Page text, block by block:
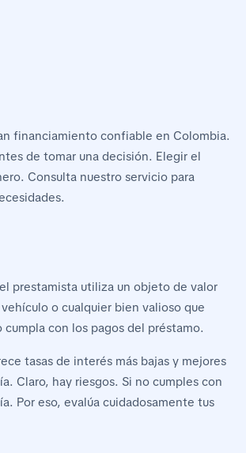
financiamiento confiable en Colombia.
de tomar una decisión. Elegir el
Consulta nuestro servicio para
prestamista utiliza un objeto de valor
o cualquier bien valioso que
con los pagos del préstamo.
tasas de interés más bajas y mejores
Claro, hay riesgos. Si no cumples con
Por eso, evalúa cuidadosamente tus